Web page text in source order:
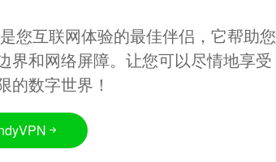
您互联网体验的最佳伴侣，它帮助您
界和网络屏障。让您可以尽情地享受
的数字世界！